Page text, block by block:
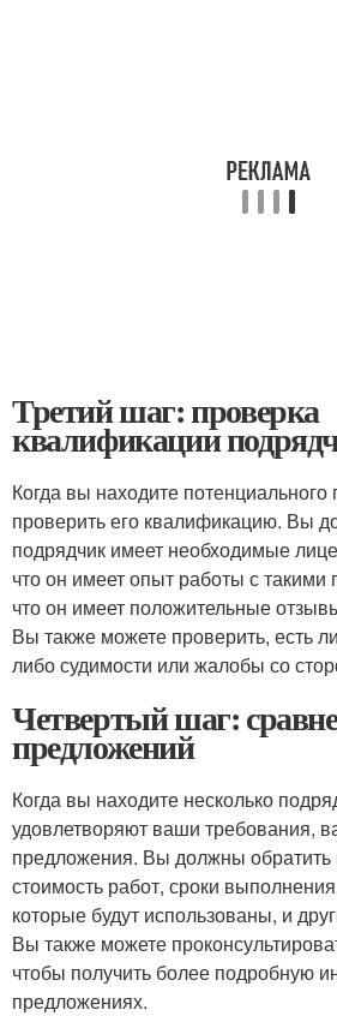
Третий шаг: проверка
квалификации
Когда вы находите
проверить его квалификацию. Вы
подрядчик имеет необходимые
что он имеет опыт работы с такими
что он имеет положительные
Вы также можете проверить, есть
либо судимости или жалобы со
Четвертый шаг:
предложений
Когда вы находите несколько
удовлетворяют ваши требования,
предложения. Вы должны
стоимость работ, сроки
которые будут использованы, и
Вы также можете
чтобы получить более подробную
предложениях.